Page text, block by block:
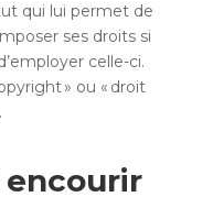
qui lui permet de
ses droits si
celle-ci.
» ou « droit
encourir